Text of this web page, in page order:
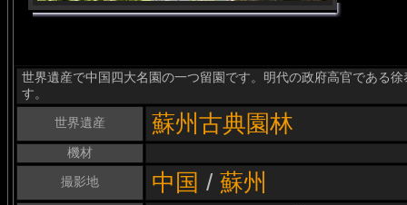
世界遺産で中国四大名園の一つ留園です。明代の政府高官である
す。
世界遺産
蘇州古典園林
機材
撮影地
中国 / 蘇州